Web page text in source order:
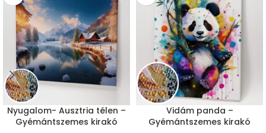
Nyugalom- Ausztria télen –
Gyémántszemes kirakó
Vidám panda –
Gyémántszemes kirakó